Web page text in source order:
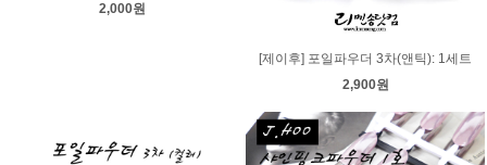
2,000원
[제이후] 포일파우더 3차(앤틱): 1세트
2,900원